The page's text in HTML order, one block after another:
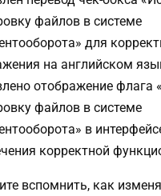
файлов в системе
для
на английском
отображение флага
файлов в системе
в
корректной
вспомнить, как